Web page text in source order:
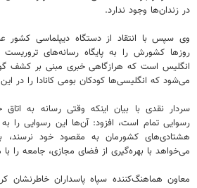
در زندان‌ها وجود ندارد.
وی سپس با انتقاد از دستگاه دیپلماسی کشور
روزها کشورش را به پایگاه رسانه‌های
انگلیس است که هرازگاهی خبری مبنی بر کشف
می‌شود که انگلیسی‌ها کودکان بومی کانادا را در
سردار نقدی با بیان اینکه وقتی رسانه به
رسوایی تمام است، افزود: آن‌ها این رسوایی را
هشتادی‌های کشورمان به مقصود خود
می‌خواهد با بهره‌گیری از فضای مجازی، جامعه را
معاون هماهنگ‌کننده سپاه پاسداران خاطرنشان